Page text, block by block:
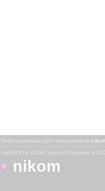
Персональный сайт пользователя
портрет № 42291 зарегистрирован в
nikom